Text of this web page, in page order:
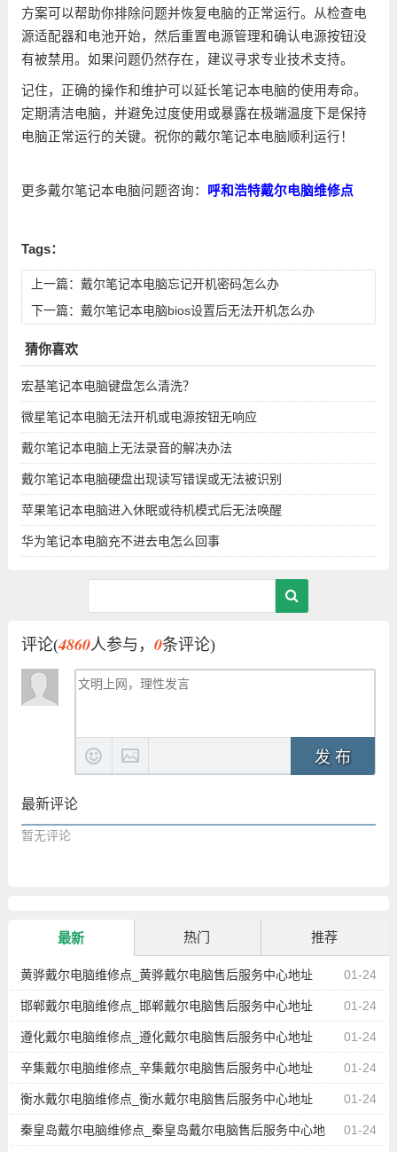
方案可以帮助你排除问题并恢复电脑的正常运行。从检查电
源适配器和电池开始，然后重置电源管理和确认电源按钮没
有被禁用。如果问题仍然存在，建议寻求专业技术支持。
记住，正确的操作和维护可以延长笔记本电脑的使用寿命。
定期清洁电脑，并避免过度使用或暴露在极端温度下是保持
电脑正常运行的关键。祝你的戴尔笔记本电脑顺利运行！
更多戴尔笔记本电脑问题咨询： 呼和浩特戴尔电脑维修点
Tags：
上一篇： 戴尔笔记本电脑忘记开机密码怎么办
下一篇： 戴尔笔记本电脑bios设置后无法开机怎么办
猜你喜欢
宏基笔记本电脑键盘怎么清洗？
微星笔记本电脑无法开机或电源按钮无响应
戴尔笔记本电脑上无法录音的解决办法
戴尔笔记本电脑硬盘出现读写错误或无法被识别
苹果笔记本电脑进入休眠或待机模式后无法唤醒
华为笔记本电脑充不进去电怎么回事
评论(4860人参与， 0条评论)
发 布
最新评论
暂无评论
最新 热门 推荐
01-24
黄骅戴尔电脑维修点_黄骅戴尔电脑售后服务中心地址
01-24
邯郸戴尔电脑维修点_邯郸戴尔电脑售后服务中心地址
01-24
遵化戴尔电脑维修点_遵化戴尔电脑售后服务中心地址
01-24
辛集戴尔电脑维修点_辛集戴尔电脑售后服务中心地址
01-24
衡水戴尔电脑维修点_衡水戴尔电脑售后服务中心地址
01-24
秦皇岛戴尔电脑维修点_秦皇岛戴尔电脑售后服务中心地